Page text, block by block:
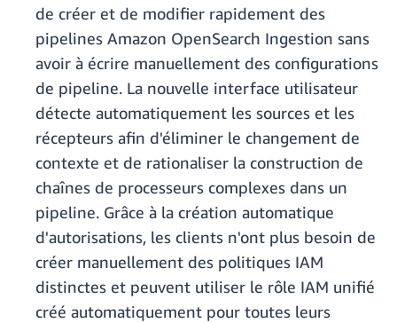
de créer et de modifier rapidement des
pipelines Amazon OpenSearch Ingestion sans
avoir à écrire manuellement des configurations
de pipeline. La nouvelle interface utilisateur
détecte automatiquement les sources et les
récepteurs afin d'éliminer le changement de
contexte et de rationaliser la construction de
chaînes de processeurs complexes dans un
pipeline. Grâce à la création automatique
d'autorisations, les clients n'ont plus besoin de
créer manuellement des politiques IAM
distinctes et peuvent utiliser le rôle IAM unifié
créé automatiquement pour toutes leurs